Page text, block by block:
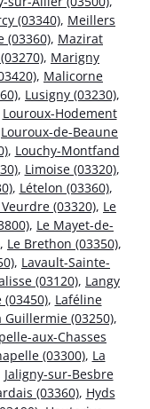
(03340), Meillers
(03360), Mazirat
, Marigny
, Malicorne
, Lusigny (03230),
Louroux-Hodement
Louroux-de-Beaune
, Louchy-Montfand
, Limoise (03320),
, Lételon (03360),
Veurdre (03320), Le
, Le Mayet-de-
, Le Brethon (03350),
, Lavault-Sainte-
(03120), Langy
(03450), Laféline
Guillermie (03250),
aux-Chasses
(03300), La
Jaligny-sur-Besbre
(03360), Hyds